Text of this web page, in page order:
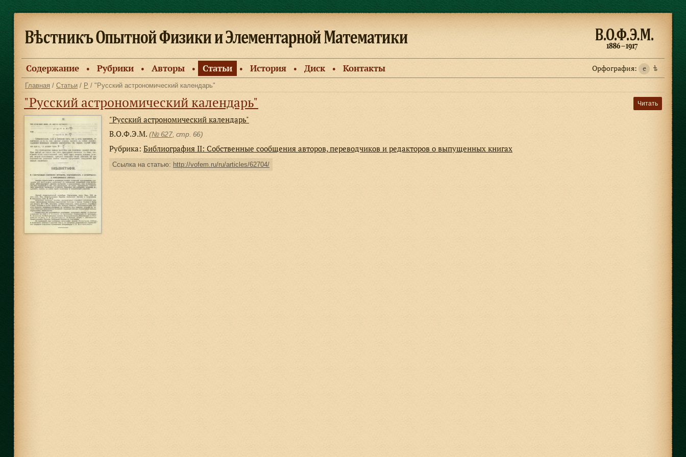
Содержание ● Рубрики ● Авторы ● Статьи ● История ● Диск ● Контакты Орфография: e ѣ
Главная / Статьи / Р / "Русский астрономический календарь"
Читать
"Русский астрономический календарь"
"Русский астрономический календарь"
В.О.Ф.Э.М. (№ 627, стр. 66)
Рубрика: Библиография II: Собственные сообщения авторов, переводчиков и редакторов о выпущенных книгах
Ссылка на статью: http://vofem.ru/ru/articles/62704/